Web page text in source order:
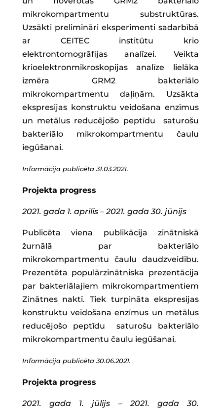
mikrokompartmentu substruktūras.
Uzsākti prelimināri eksperimenti sadarbībā
ar CEITEC institūtu krio
elektrontomogrāfijas analīzei. Veikta
krioelektronmikroskopijas analīze lielāka
izmēra GRM2 bakteriālo
mikrokompartmentu daļiņām. Uzsākta
ekspresijas konstruktu veidošana enzīmus
un metālus reducējošo peptīdu saturošu
bakteriālo mikrokompartmentu čaulu
iegūšanai.
Informācija publicēta 31.03.2021.
Projekta progress
2021. gada 1. aprīlis – 2021. gada 30. jūnijs
Publicēta viena publikācija zinātniskā
žurnālā par bakteriālo
mikrokompartmentu čaulu daudzveidību.
Prezentēta populārzinātniska prezentācija
par bakteriālajiem mikrokompartmentiem
Zinātnes naktī. Tiek turpināta ekspresijas
konstruktu veidošana enzīmus un metālus
reducējošo peptīdu saturošu bakteriālo
mikrokompartmentu čaulu iegūšanai.
Informācija publicēta 30.06.2021.
Projekta progress
2021. gada 1. jūlijs – 2021. gada 30.